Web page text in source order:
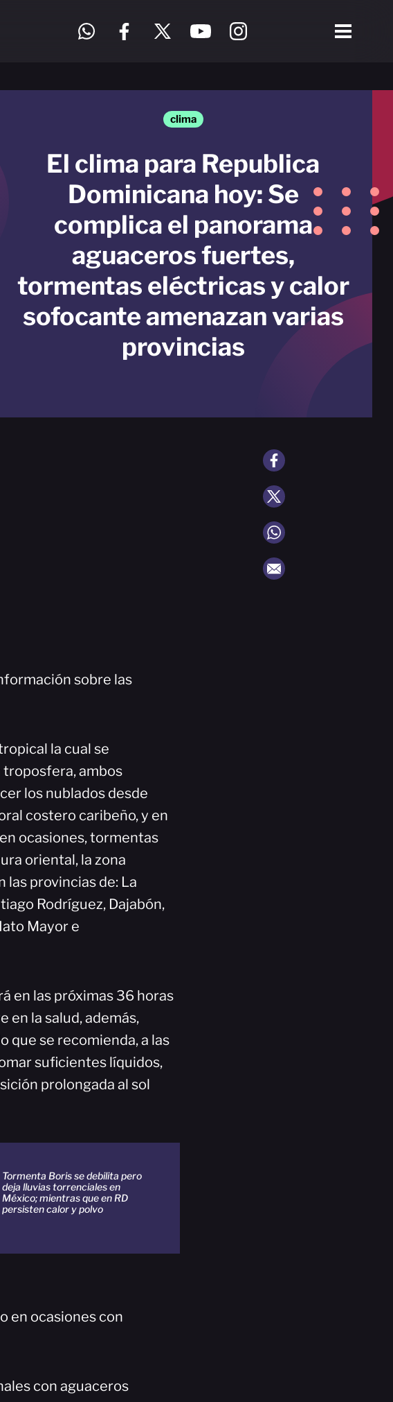
clima
El clima para Republica
Dominicana hoy: Se
complica el panorama
aguaceros fuertes,
tormentas eléctricas y calor
sofocante amenazan varias
provincias
sobre las
la cual se
troposfera, ambos
los nublados desde
costero caribeño, y en
ocasiones, tormentas
oriental, la zona
provincias de: La
Rodríguez, Dajabón,
Mayor e
en las próximas 36 horas
en la salud, además,
que se recomienda, a las
suficientes líquidos,
prolongada al sol
Tormenta Boris se debilita pero
deja lluvias torrenciales en
México; mientras que en RD
persisten calor y polvo
en ocasiones con
con aguaceros